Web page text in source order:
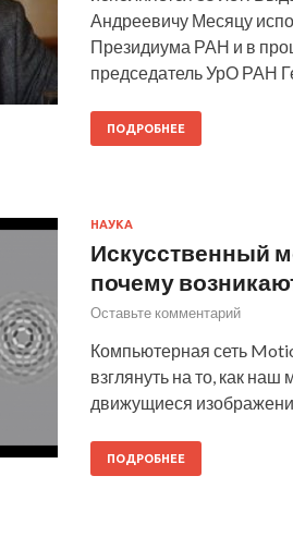
Андреевичу Месяцу
Президиума РАН и в
председатель УрО РАН
ПОДРОБНЕЕ
НАУКА
Искусственный
почему
Оставьте комментарий
Компьютерная сеть
взглянуть на то, как наш
движущиеся
ПОДРОБНЕЕ